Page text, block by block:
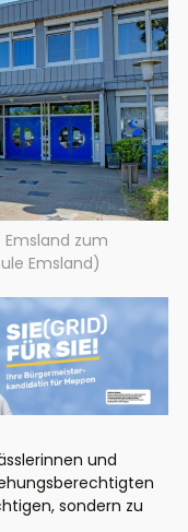
zum
Emsland)
und
sondern zu